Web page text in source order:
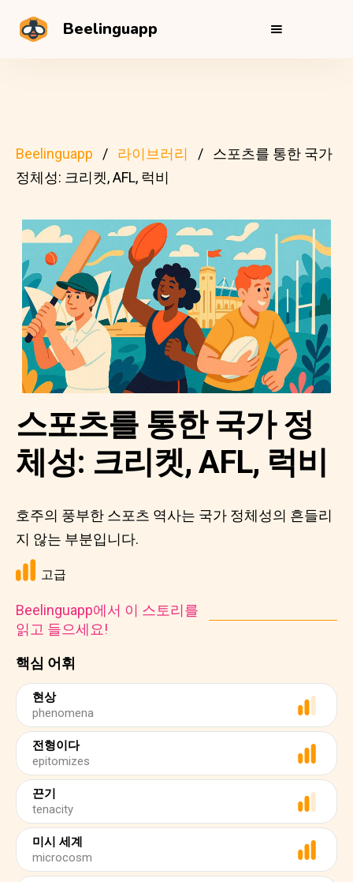
Beelinguapp
Beelinguapp 라이브러리
스포츠를 통한 국가
정체성: 크리켓, AFL, 럭비
핵심 어휘
현상
phenomena
전형이다
epitomizes
끈기
tenacity
미시 세계
microcosm
스포츠를 통한 국가 정
체성: 크리켓, AFL, 럭비
호주의 풍부한 스포츠 역사는 국가 정체성의 흔들리
지 않는 부분입니다.
고급
Beelinguapp에서 이 스토리를
읽고 들으세요!